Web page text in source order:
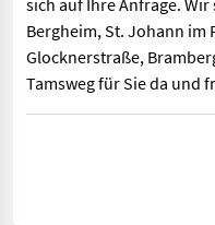
sich auf Ihre Anfrage.
Bergheim, St. Johann im
Glocknerstraße,
Tamsweg für Sie da und
Mit Mähbalken 145cm